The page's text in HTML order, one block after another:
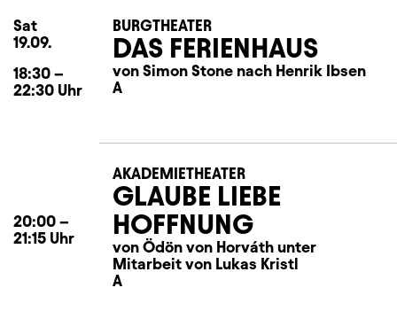
Sat
19.09.
18:30 –
22:30 Uhr
BURGTHEATER
DAS FERIENHAUS
von Simon Stone nach Henrik Ibsen
A
20:00 –
21:15 Uhr
AKADEMIETHEATER
GLAUBE LIEBE
HOFFNUNG
von Ödön von Horváth unter
Mitarbeit von Lukas Kristl
A